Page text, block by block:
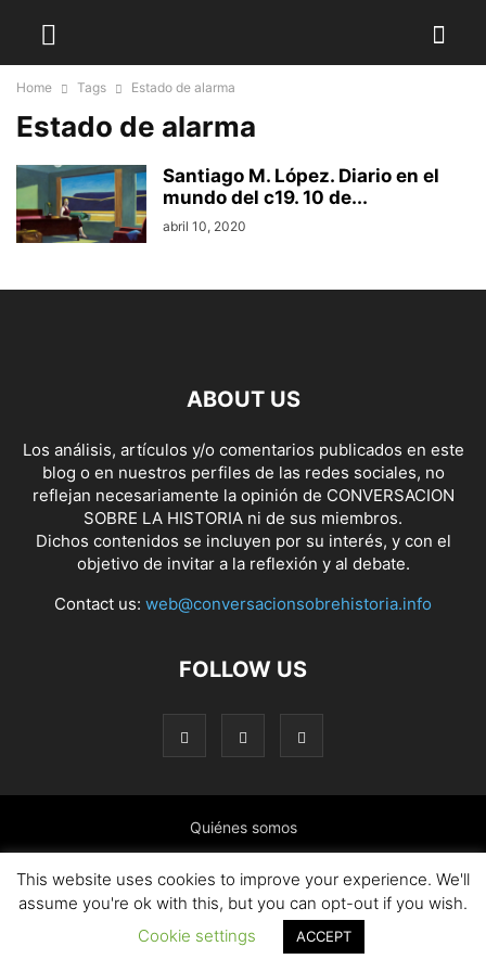
Home Tags Estado de alarma
Estado de alarma
Santiago M. López. Diario en el
mundo del c19. 10 de...
abril 10, 2020
ABOUT US
Los análisis, artículos y/o comentarios publicados en este
blog o en nuestros perfiles de las redes sociales, no
reflejan necesariamente la opinión de CONVERSACION
SOBRE LA HISTORIA ni de sus miembros.
Dichos contenidos se incluyen por su interés, y con el
objetivo de invitar a la reflexión y al debate.
Contact us: web@conversacionsobrehistoria.info
FOLLOW US
Quiénes somos
Colaborar en el blog Contacto Política de cookies
This website uses cookies to improve your experience. We'll
assume you're ok with this, but you can opt-out if you wish.
Cookie settings
ACCEPT